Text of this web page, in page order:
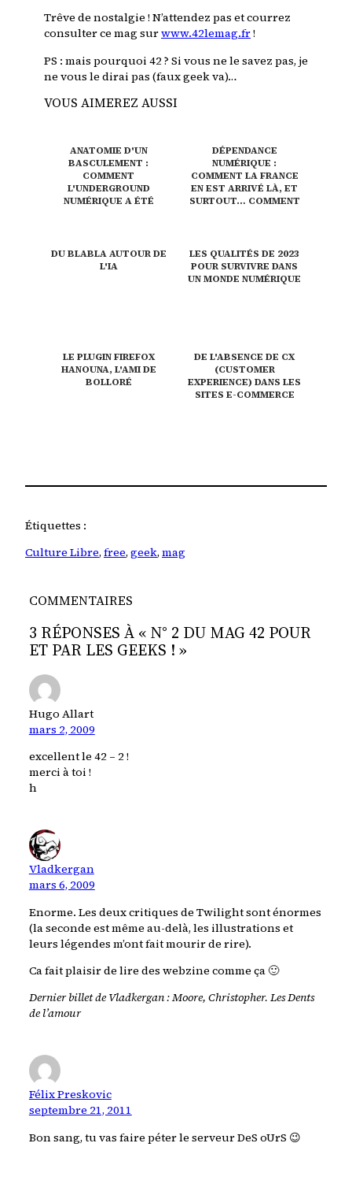
Trêve de nostalgie ! N’attendez pas et courrez
consulter ce mag surwww.42lemag.fr!
PS : mais pourquoi 42 ? Si vous ne le savez pas, je
ne vous le dirai pas (faux geek va)…
VOUS AIMEREZ AUSSI
ANATOMIE D'UN
BASCULEMENT :
COMMENT
L'UNDERGROUND
NUMÉRIQUE A ÉTÉ
DÉPENDANCE
NUMÉRIQUE :
COMMENT LA FRANCE
EN EST ARRIVÉ LÀ, ET
SURTOUT… COMMENT
DU BLABLA AUTOUR DE
L'IA
LES QUALITÉS DE 2023
POUR SURVIVRE DANS
UN MONDE NUMÉRIQUE
LE PLUGIN FIREFOX
HANOUNA, L'AMI DE
BOLLORÉ
DE L'ABSENCE DE CX
(CUSTOMER
EXPERIENCE) DANS LES
SITES E-COMMERCE
Étiquettes :
Culture Libre, free, geek, mag
COMMENTAIRES
3 RÉPONSES À « N° 2 DU MAG 42 POUR
ET PAR LES GEEKS ! »
Hugo Allart
mars 2, 2009
excellent le 42 – 2 !
merci à toi !
h
Vladkergan
mars 6, 2009
Enorme. Les deux critiques de Twilight sont énormes
(la seconde est même au-delà, les illustrations et
leurs légendes m’ont fait mourir de rire).
Ca fait plaisir de lire des webzine comme ça 🙂
Dernier billet de Vladkergan :Moore, Christopher. Les Dents
de l’amour
Félix Preskovic
septembre 21, 2011
Bon sang, tu vas faire péter le serveur DeS oUrS 😉